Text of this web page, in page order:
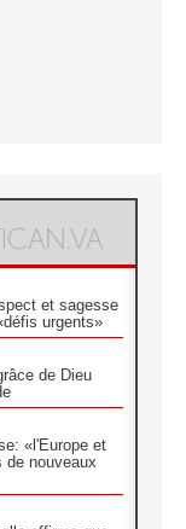
et sagesse
urgents»
de Dieu
«l'Europe et
de nouveaux